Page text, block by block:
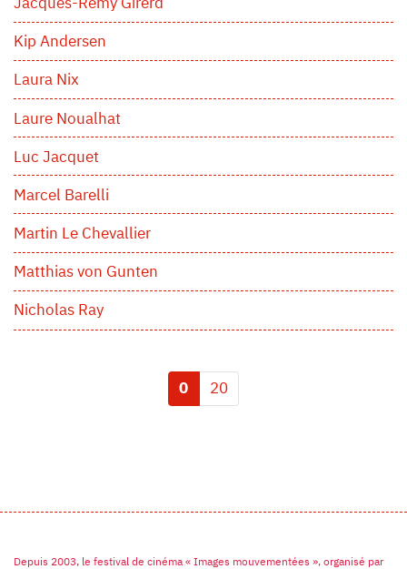
Kip Andersen
Laura Nix
Laure Noualhat
Luc Jacquet
Marcel Barelli
Martin Le Chevallier
Matthias von Gunten
Nicholas Ray
0 20
Depuis 2003, le festival de cinéma « Images mouvementées », organisé par